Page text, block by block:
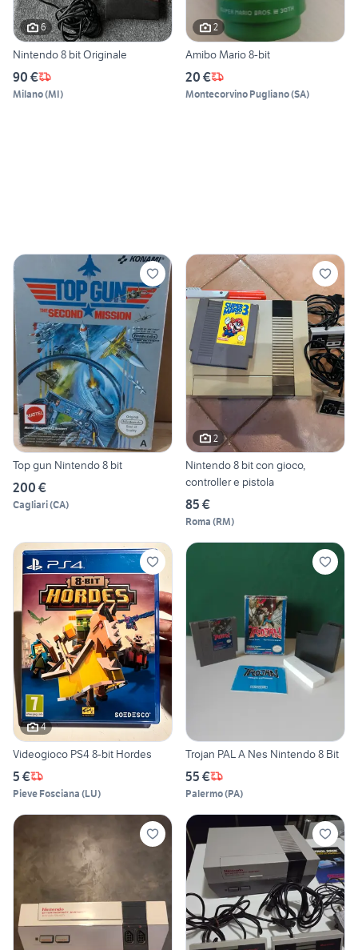
6
Nintendo 8 bit Originale
90 €
Milano(MI)
2
Amibo Mario 8-bit
20 €
Montecorvino Pugliano(SA)
Top gun Nintendo 8 bit
200 €
Cagliari(CA)
2
Nintendo 8 bit con gioco,
controller e pistola
85 €
Roma (RM)
4
Videogioco PS4 8-bit Hordes
5 €
Pieve Fosciana (LU)
Trojan PAL A Nes Nintendo 8 Bit
55 €
Palermo(PA)